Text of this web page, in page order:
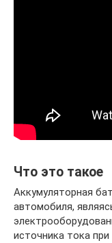
Что это такое
Аккумуляторная
автомобиля,
источника тока